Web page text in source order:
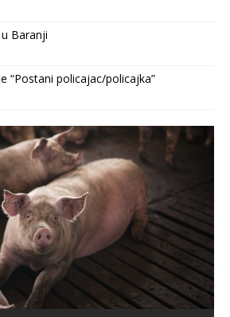
Baranji
“Postani policajac/policajka”